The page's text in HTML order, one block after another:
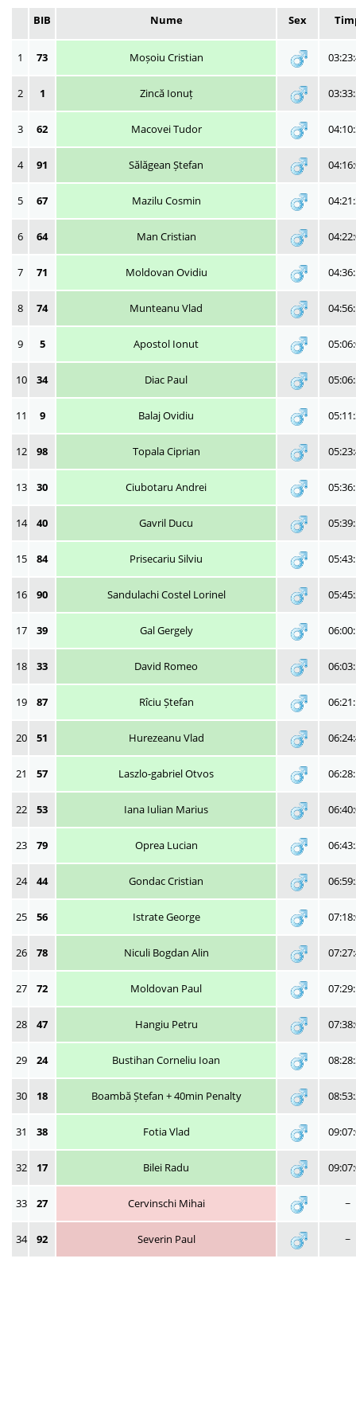
BIB Nume Sex
1 73 Moșoiu Cristian
2 1 Zincă Ionuț
3 62 Macovei Tudor
4 91 Sălăgean Ștefan
5 67 Mazilu Cosmin
6 64 Man Cristian
7 71 Moldovan Ovidiu
8 74 Munteanu Vlad
9 5 Apostol Ionut
10 34 Diac Paul
11 9 Balaj Ovidiu
12 98 Topala Ciprian
13 30 Ciubotaru Andrei
14 40 Gavril Ducu
15 84 Prisecariu Silviu
16 90 Sandulachi Costel Lorinel
17 39 Gal Gergely
18 33 David Romeo
19 87 Rîciu Ștefan
20 51 Hurezeanu Vlad
21 57 Laszlo-gabriel Otvos
22 53 Iana Iulian Marius
23 79 Oprea Lucian
24 44 Gondac Cristian
25 56 Istrate George
26 78 Niculi Bogdan Alin
27 72 Moldovan Paul
28 47 Hangiu Petru
29 24 Bustihan Corneliu Ioan
30 18 Boambă Ștefan + 40min Penalty
31 38 Fotia Vlad
32 17 Bilei Radu
33 27 Cervinschi Mihai ~
34 92 Severin Paul ~